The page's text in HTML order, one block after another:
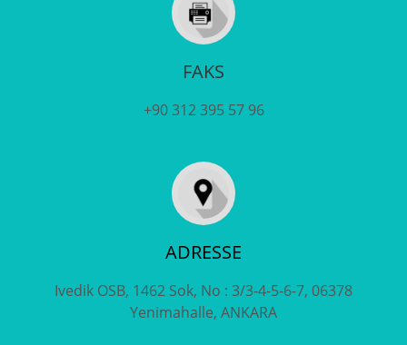
FAKS
+90 312 395 57 96
ADRESSE
Ivedik OSB, 1462 Sok, No : 3/3-4-5-6-7, 06378
Yenimahalle, ANKARA